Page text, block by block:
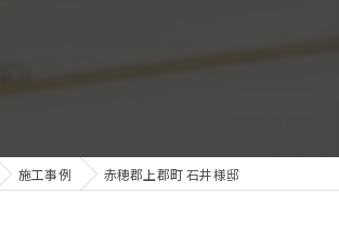
施工事例 赤穂郡上郡町 石井様邸